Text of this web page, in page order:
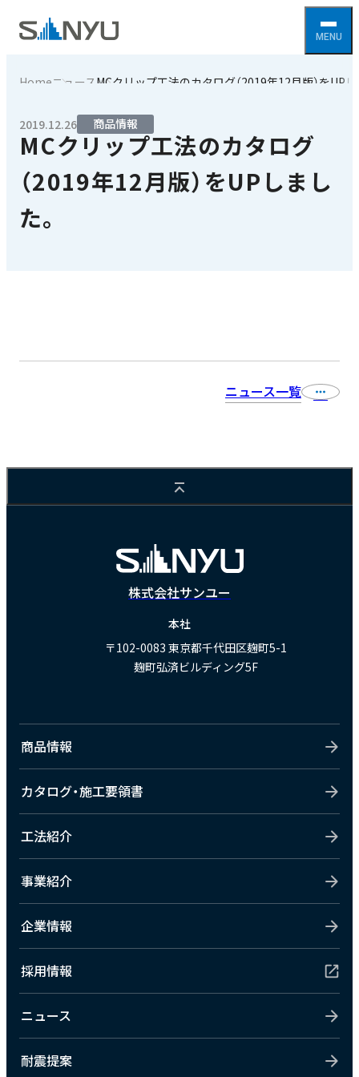
Homeニュース MCクリップ工法のカタログ（2019年12月版）をUP
2019.12.26 商品情報
MCクリップ工法のカタログ
（2019年12月版）をUPしまし
た。
ニュース一覧
株式会社サンユー
本社
〒102-0083 東京都千代田区麹町5-1
麹町弘済ビルディング5F
商品情報
カタログ・施工要領書
工法紹介
事業紹介
企業情報
採用情報
ニュース
耐震提案